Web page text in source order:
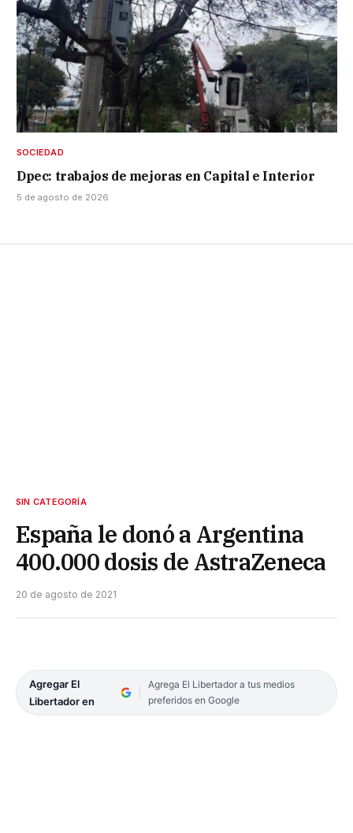
SOCIEDAD
Dpec: trabajos de mejoras en Capital e Interior
5 de agosto de 2026
SIN CATEGORÍA
España le donó a Argentina
400.000 dosis de AstraZeneca
20 de agosto de 2021
Agregar El
Libertador en
Agrega El Libertador a tus medios
preferidos en Google